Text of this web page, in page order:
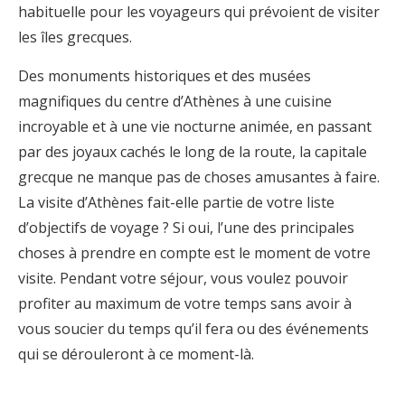
habituelle pour les voyageurs qui prévoient de visiter
les îles grecques.
Des monuments historiques et des musées
magnifiques du centre d’Athènes à une cuisine
incroyable et à une vie nocturne animée, en passant
par des joyaux cachés le long de la route, la capitale
grecque ne manque pas de choses amusantes à faire.
La visite d’Athènes fait-elle partie de votre liste
d’objectifs de voyage ? Si oui, l’une des principales
choses à prendre en compte est le moment de votre
visite. Pendant votre séjour, vous voulez pouvoir
profiter au maximum de votre temps sans avoir à
vous soucier du temps qu’il fera ou des événements
qui se dérouleront à ce moment-là.